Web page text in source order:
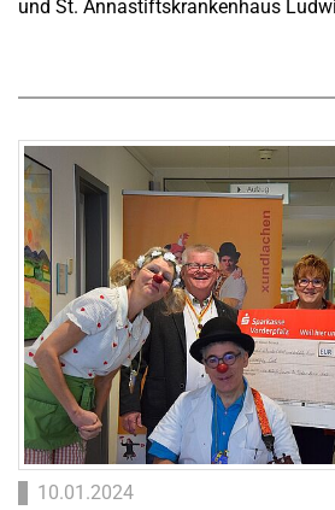
und St. Annastiftskrankenhaus
10.01.2024